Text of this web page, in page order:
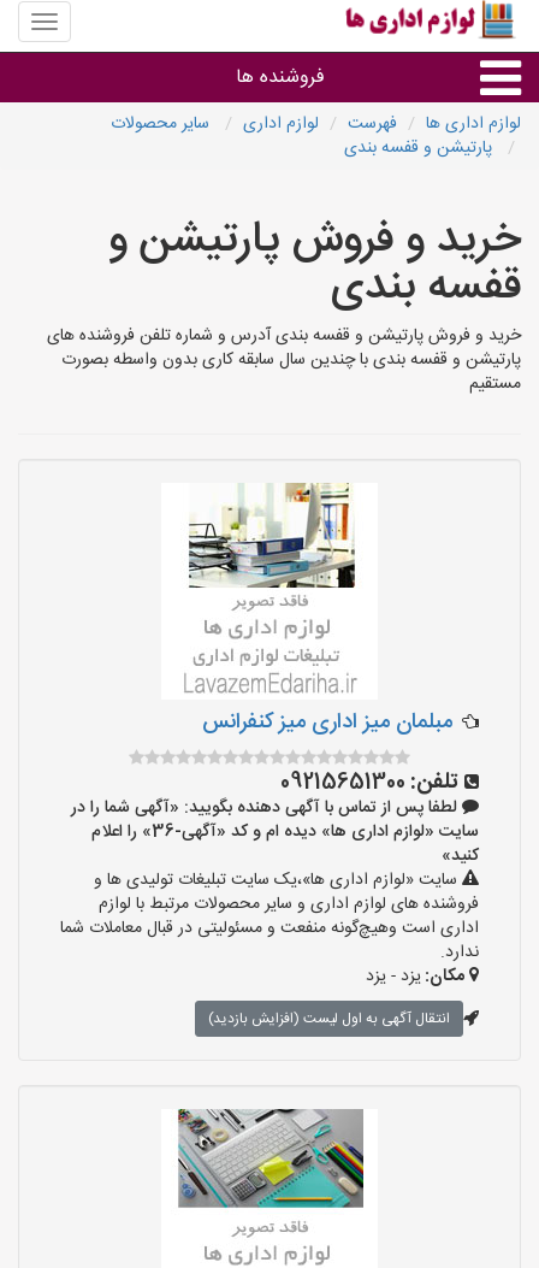
منوی
سایت
اداری
فروشنده ها
استان ها
لوازم اداری ها فهرست لوازم اداری
سایر محصولات
پارتیشن و قفسه بندی
خرید و فروش پارتیشن و
قفسه بندی
خرید و فروش پارتیشن و قفسه بندی آدرس و شماره تلفن فروشنده های
پارتیشن و قفسه بندی با چندین سال سابقه کاری بدون واسطه بصورت
مستقیم
مبلمان میز اداری میز کنفرانس
تلفن: 09215651300
لطفا پس از تماس با آگهی دهنده بگویید: «آگهی شما را در
سایت «لوازم اداری ها» دیده ام و کد «آگهی-36» را اعلام
کنید»
سایت «لوازم اداری ها»،یک سایت تبلیغات تولیدی ها و
فروشنده های لوازم اداری و سایر محصولات مرتبط با لوازم
اداری است وهیچ‌گونه منفعت و مسئولیتی در قبال معاملات شما
ندارد.
مکان:یزد - یزد
انتقال آگهی به اول لیست (افزایش بازدید)